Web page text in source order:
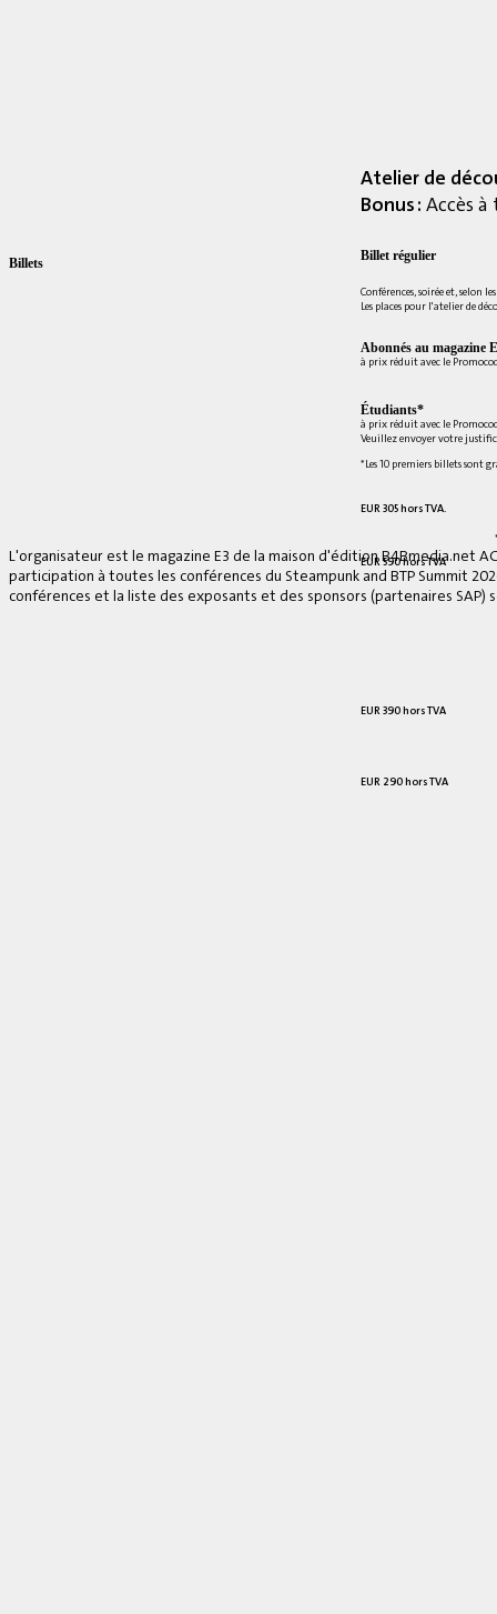
Atelier de
Bonus : Accès
Billet régulier
Conférences, soirée et, selon
Les places pour l'atelier de
Abonnés au magazine
à prix réduit avec le
Étudiants*
à prix réduit avec le
Veuillez envoyer votre
*Les 10 premiers billets sont
EUR 305 hors TVA.
EUR 590 hors TVA
EUR 390 hors TVA
EUR 290 hors TVA
Billets
L'organisateur est le magazine E3 de la maison d'édition B4Bmedia.net
participation à toutes les conférences du Steampunk and BTP Summit
conférences et la liste des exposants et des sponsors (partenaires